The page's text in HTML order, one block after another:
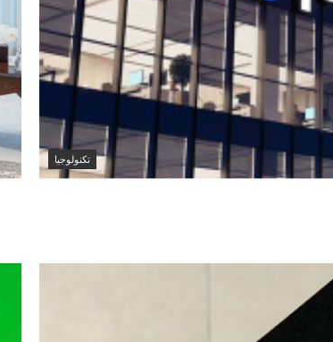
تكنولوجيا